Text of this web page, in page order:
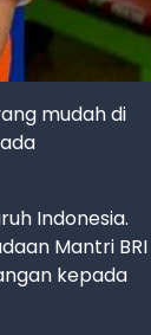
mudah di
Indonesia.
Mantri BRI
kepada